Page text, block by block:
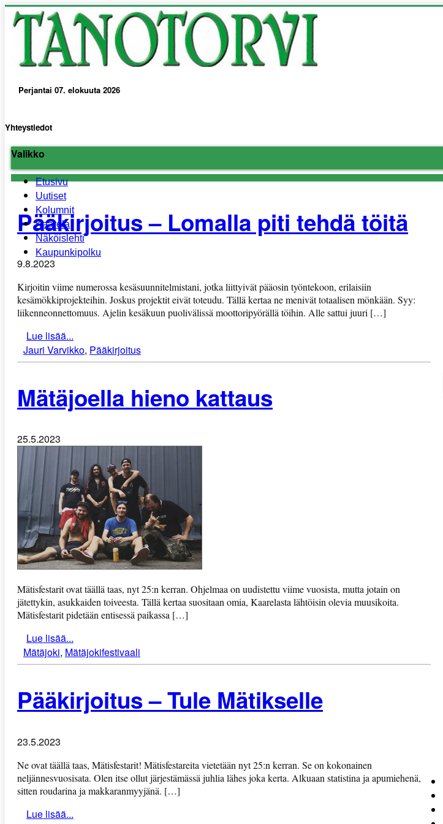
Perjantai 07. elokuuta 2026
Yhteystiedot
Valikko
Etusivu
Uutiset
Kolumnit
Kaarela
Näköislehti
Kaupunkipolku
Pääkirjoitus – Lomalla piti tehdä töitä
9.8.2023
Kirjoitin viime numerossa kesäsuunnitelmistani, jotka liittyivät pääosin työntekoon, erilaisiin
kesämökkiprojekteihin. Joskus projektit eivät toteudu. Tällä kertaa ne menivät totaalisen mönkään. Syy:
liikenneonnettomuus. Ajelin kesäkuun puolivälissä moottoripyörällä töihin. Alle sattui juuri […]
Lue lisää...
Jauri Varvikko, Pääkirjoitus
Mätäjoella hieno kattaus
25.5.2023
Mätisfestarit ovat täällä taas, nyt 25:n kerran. Ohjelmaa on uudistettu viime vuosista, mutta jotain on
jätettykin, asukkaiden toiveesta. Tällä kertaa suositaan omia, Kaarelasta lähtöisin olevia muusikoita.
Mätisfestarit pidetään entisessä paikassa […]
Lue lisää...
Mätäjoki, Mätäjokifestivaali
Pääkirjoitus – Tule Mätikselle
23.5.2023
Ne ovat täällä taas, Mätisfestarit! Mätisfestareita vietetään nyt 25:n kerran. Se on kokonainen
neljännesvuosisata. Olen itse ollut järjestämässä juhlia lähes joka kerta. Alkuaan statistina ja apumiehenä,
sitten roudarina ja makkaranmyyjänä. […]
Lue lisää...